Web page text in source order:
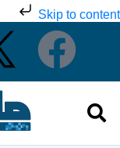
Skip to content